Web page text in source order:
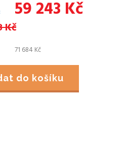
59 243 Kč
Kč
71 684 Kč
do košíku